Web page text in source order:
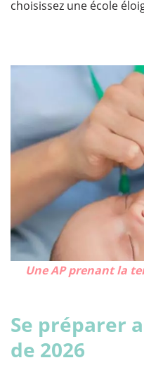
choisissez une école
Une AP prenant la
Se préparer
de 2026